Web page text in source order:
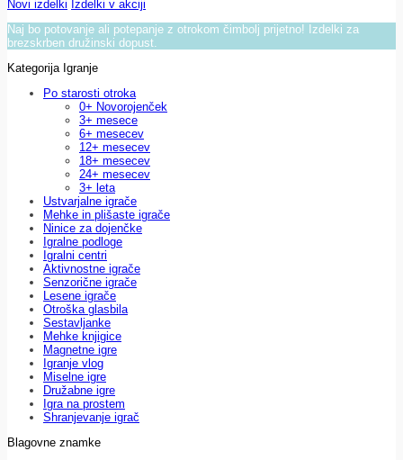
Novi izdelki Izdelki v akciji
Naj bo potovanje ali potepanje z otrokom čimbolj prijetno! Izdelki za
brezskrben družinski dopust.
Kategorija Igranje
Po starosti otroka
0+ Novorojenček
3+ mesece
6+ mesecev
12+ mesecev
18+ mesecev
24+ mesecev
3+ leta
Ustvarjalne igrače
Mehke in plišaste igrače
Ninice za dojenčke
Igralne podloge
Igralni centri
Aktivnostne igrače
Senzorične igrače
Lesene igrače
Otroška glasbila
Sestavljanke
Mehke knjigice
Magnetne igre
Igranje vlog
Miselne igre
Družabne igre
Igra na prostem
Shranjevanje igrač
Blagovne znamke